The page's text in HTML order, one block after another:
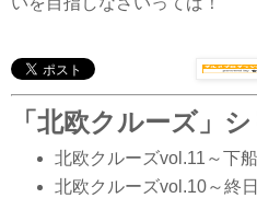
「北欧クルーズ」
北欧クルーズvol.11～下
北欧クルーズvol.10～終